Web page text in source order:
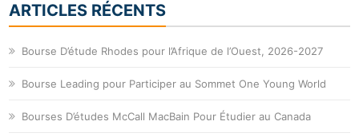
ARTICLES RÉCENTS
Bourse D’étude Rhodes pour l’Afrique de l’Ouest, 2026-2027
Bourse Leading pour Participer au Sommet One Young World
Bourses D’études McCall MacBain Pour Étudier au Canada